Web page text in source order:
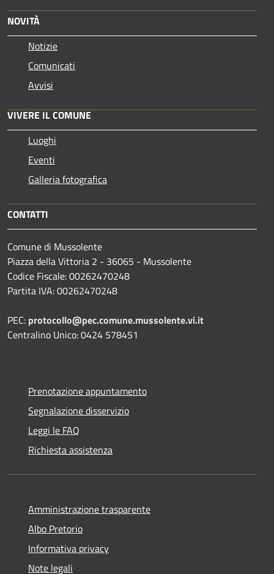
NOVITÀ
Notizie
Comunicati
Avvisi
VIVERE IL COMUNE
Luoghi
Eventi
Galleria fotografica
CONTATTI
Comune di Mussolente
Piazza della Vittoria 2 - 36065 - Mussolente
Codice Fiscale: 00262470248
Partita IVA: 00262470248
PEC: protocollo@pec.comune.mussolente.vi.it
Centralino Unico: 0424 578451
Prenotazione appuntamento
Segnalazione disservizio
Leggi le FAQ
Richiesta assistenza
Amministrazione trasparente
Albo Pretorio
Informativa privacy
Note legali